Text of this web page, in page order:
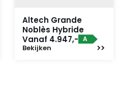
Altech Grande
Noblès Hybride
Vanaf 4.947,- A
Bekijken